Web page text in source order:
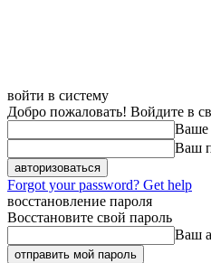
войти в систему
Добро пожаловать! Войдите в
Ваше
Ваш
Forgot your password? Get help
восстановление пароля
Восстановите свой пароль
Ваш